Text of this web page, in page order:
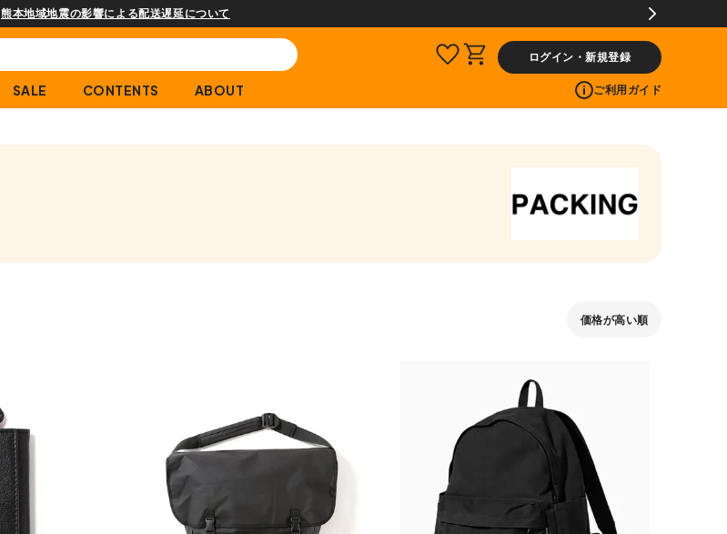
熊本地域地震の影響による配送遅延について
ログイン・新規登録
SALE CONTENTS ABOUT ご利用ガイド
価格が高い順